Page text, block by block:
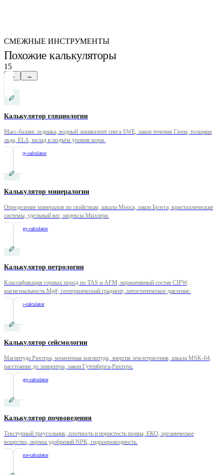
СМЕЖНЫЕ ИНСТРУМЕНТЫ
Похожие калькуляторы
15
← →
Калькулятор гляциологии
Масс-баланс ледника, водный эквивалент снега SWE, закон течения Глена, толщина
льда, ELA, вклад в подъём уровня моря.
glaciology-calculator
Калькулятор минералогии
Определение минералов по свойствам, шкала Мооса, закон Брэгга, кристаллические
системы, удельный вес, индексы Миллера.
mineralogy-calculator
Калькулятор петрологии
Классификация горных пород по TAS и AFM, нормативный состав CIPW,
магнезиальность Mg#, геотермический градиент, литостатическое давление.
petrology-calculator
Калькулятор сейсмологии
Магнитуда Рихтера, моментная магнитуда, энергия землетрясения, шкала MSK-64,
расстояние до эпицентра, закон Гутенберга-Рихтера.
seismology-calculator
Калькулятор почвоведения
Текстурный треугольник, плотность и пористость почвы, ЕКО, органическое
вещество, нормы удобрений NPK, гидропроводность.
soil-science-calculator